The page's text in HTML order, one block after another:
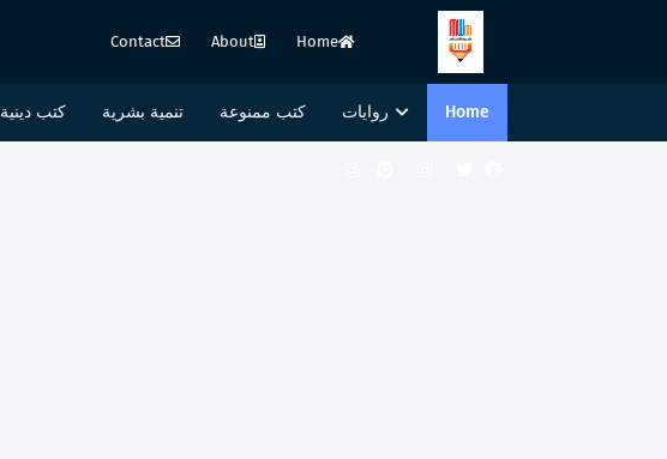
Home
About
Contact
Home روايات كتب ممنوعة تنمية بشرية كتب دينية